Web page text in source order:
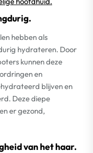
hebben als
hydrateren. Door
kunnen deze
en
blijven en
Deze diepe
er gezond,
van het haar.